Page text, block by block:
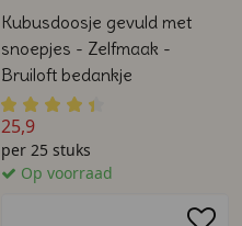
Kubusdoosje gevuld met
snoepjes - Zelfmaak -
Bruiloft bedankje
25,9
per 25 stuks
Op voorraad